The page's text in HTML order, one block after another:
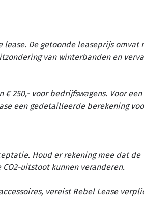
De getoonde leaseprijs omvat
van winterbanden en
€ 250,- voor bedrijfswagens. Voor
een gedetailleerde berekening
Houd er rekening mee dat de
uitstoot kunnen veranderen.
vereist Rebel Lease